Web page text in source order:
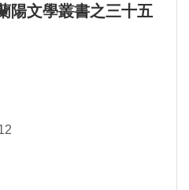
陽文學叢書之三十五